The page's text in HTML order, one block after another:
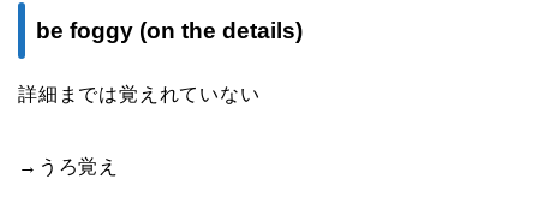
be foggy (on the details)
詳細までは覚えれていない
→うろ覚え